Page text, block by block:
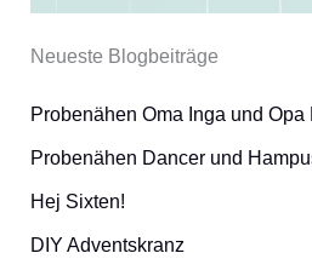
Neueste Blogbeiträge
Probenähen Oma Inga und Opa
Probenähen Dancer und
Hej Sixten!
DIY Adventskranz